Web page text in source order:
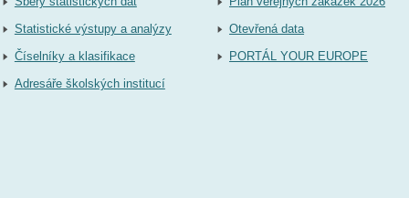
Statistické výstupy a analýzy
Číselníky a klasifikace
Adresáře školských institucí
Otevřená data
PORTÁL YOUR EUROPE